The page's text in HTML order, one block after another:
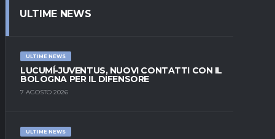
ULTIME NEWS
ULTIME NEWS
LUCUMÍ-JUVENTUS, NUOVI CONTATTI CON IL
BOLOGNA PER IL DIFENSORE
7 AGOSTO 2026
ULTIME NEWS